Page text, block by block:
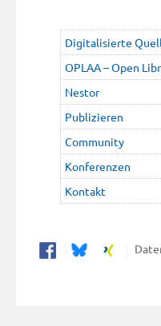
Digitalisierte
OPLAA – Open
Nestor
Publizieren
Community
Konferenzen
Kontakt